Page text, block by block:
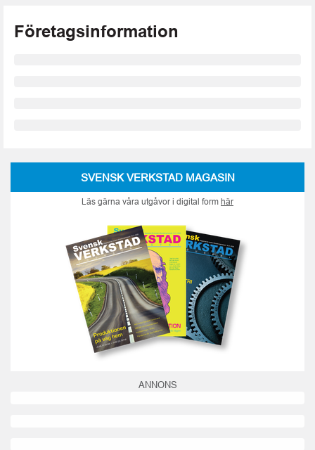
Företagsinformation
SVENSK VERKSTAD MAGASIN
Läs gärna våra utgåvor i digital form här
ANNONS